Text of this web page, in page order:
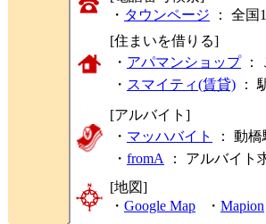
・ タウンページ ： 全
[住まいを借りる]
・ アパマンショップ：
・ スマイティ(賃貸) ：
[アルバイト]
・ マッハバイト
： 動
・ fromA ： アルバイト
[地図]
・ Google Map ・ Mapion